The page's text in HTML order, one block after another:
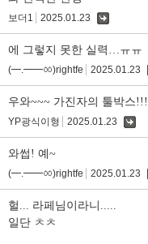
보더1 2025.01.23
에 그렇지 못한 실력…ㅠㅠ
(━.━━ㆀ)rightfe 2025.01.23
우와~~~ 가진자의 툴박스!!!
YP광식이형 2025.01.23
와썹! 예~
(━.━━ㆀ)rightfe 2025.01.23
헐... 라페님이라니.....
일단 ㅊㅊ